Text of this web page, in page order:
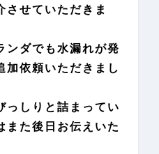
させていただきま
ンダでも水漏れが発
加依頼いただきまし
っしりと詰まってい
また後日お伝えいた